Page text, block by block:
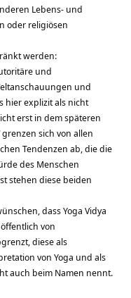
Lebens- und
oder religiösen
werden:
und
und
hier explizit als nicht
erst in dem späteren
grenzen sich von allen
Tendenzen ab, die die
des Menschen
stehen diese beiden
dass Yoga Vidya
von
diese als
von Yoga und als
auch beim Namen nennt.